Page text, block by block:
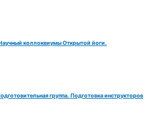
коллоквиумы Открытой йоги.
группа. Подготовка инструкторов